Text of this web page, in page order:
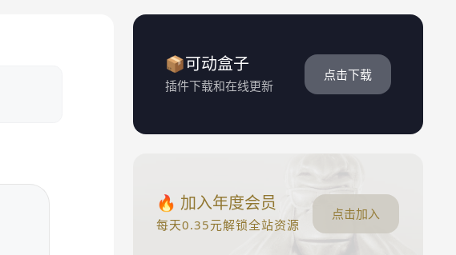
📦可动盒子
插件下载和在线更新
点击下载
🔥 加入年度会员
每天0.35元解锁全站资源
点击加入